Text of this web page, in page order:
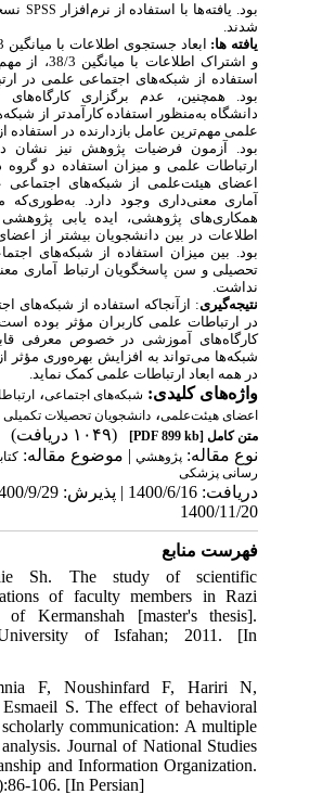
بود. یافته‌ها با استفاده از نرم‌افزار SPSS
شدند.
یافته ­ها:
و اشتراک اطلاعات
استفاده از شبکه‌های اجتماعی علمی در
بود. همچنین، عدم برگزاری
دانشگاه به‌منظور استفاده کارآمدتر از
علمی مهم‌ترین عامل بازدارنده در استفاده
بود. آزمون فرضیات پژوهش نیز نشان
ارتباطات علمی و میزان استفاده دو گروه
اعضای هیئت‌علمی از شبکه‌های اجتماعی
آماری معنی‌داری وجود دارد. به‌طوری‌که
همکاری‌های پژوهشی، ایده یابی
اطلاعات در بین دانشجویان بیشتر از
بود. بین میزان استفاده از شبکه‌های
تحصیلی و سن پاسخگویان ارتباط آماری
نداشت.
نتیجه‌گیری: ازآنجاکه استفاده از شبکه‌های
در ارتباطات علمی کاربران مؤثر بوده
کارگاه‌های آموزشی در خصوص معرفی
شبکه‌ها می‌تواند به افزایش بهره‌وری مؤثر
در همه ابعاد ارتباطات علمی کمک نماید.
واژه‌های کلیدی: شبکه‌های اجتماعی،
اعضای هیئت‌علمی، دانشجویان تحصیلات تکمیلی
متن کامل[PDF 899 kb]
(۱۰۴۹ دریافت)
نوع مقاله: پژوهشي| موضوع مقاله:
رسانی پزشکی
1400/11/20
فهرست منابع
Sh. The study of scientific
of faculty members in Razi
of Kermanshah [master's thesis].
of Isfahan; 2011. [In
F, Noushinfard F, Hariri N,
S. The effect of behavioral
communication: A multiple
analysis. Journal of National Studies
and Information Organization.
106. [In Persian]